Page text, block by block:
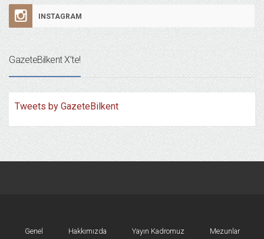
INSTAGRAM
GazeteBilkent X’te!
Tweets by GazeteBilkent
Genel Hakkımızda Yayın Kadromuz Mezunlar